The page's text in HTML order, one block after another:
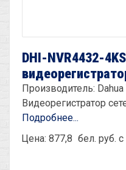
DHI-NVR4432-
Производитель:
Видеорегистратор
Подробнее...
Цена: 877,8 бел. руб.